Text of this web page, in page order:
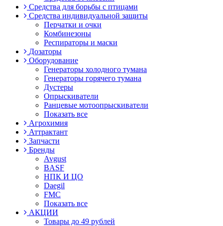
Средства для борьбы с птицами
Средства индивидуальной защиты
Перчатки и очки
Комбинезоны
Респираторы и маски
Дозаторы
Оборудование
Генераторы холодного тумана
Генераторы горячего тумана
Дустеры
Опрыскиватели
Ранцевые мотоопрыскиватели
Показать все
Агрохимия
Аттрактант
Запчасти
Бренды
Avgust
BASF
НПК И ЦО
Daegil
FMC
Показать все
АКЦИИ
Товары до 49 рублей